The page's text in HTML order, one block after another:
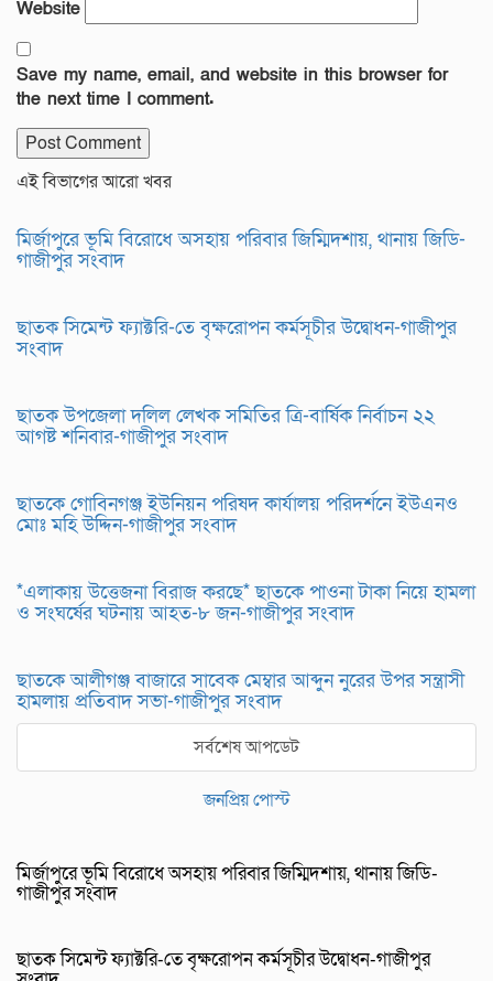
Website
Save my name, email, and website in this browser for
the next time I comment.
এই বিভাগের আরো খবর
মির্জাপুরে ভূমি বিরোধে অসহায় পরিবার জিম্মিদশায়, থানায় জিডি-
গাজীপুর সংবাদ
ছাতক সিমেন্ট ফ্যাক্টরি-তে বৃক্ষরোপন কর্মসূচীর উদ্বোধন-গাজীপুর
সংবাদ
ছাতক উপজেলা দলিল লেখক সমিতির ত্রি-বার্ষিক নির্বাচন ২২
আগষ্ট শনিবার-গাজীপুর সংবাদ
ছাতকে গোবিনগঞ্জ ইউনিয়ন পরিষদ কার্যালয় পরিদর্শনে ইউএনও
মোঃ মহি উদ্দিন-গাজীপুর সংবাদ
*এলাকায় উত্তেজনা বিরাজ করছে* ছাতকে পাওনা টাকা নিয়ে হামলা
ও সংঘর্ষের ঘটনায় আহত-৮ জন-গাজীপুর সংবাদ
ছাতকে আলীগঞ্জ বাজারে সাবেক মেম্বার আব্দুন নুরের উপর সন্ত্রাসী
হামলায় প্রতিবাদ সভা-গাজীপুর সংবাদ
সর্বশেষ আপডেট
জনপ্রিয় পোস্ট
মির্জাপুরে ভূমি বিরোধে অসহায় পরিবার জিম্মিদশায়, থানায় জিডি-
গাজীপুর সংবাদ
ছাতক সিমেন্ট ফ্যাক্টরি-তে বৃক্ষরোপন কর্মসূচীর উদ্বোধন-গাজীপুর